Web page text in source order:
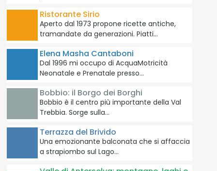
Ristorante Sirio
Aperto dal 1973 propone ricette antiche,
tramandate da generazioni. Piatti…
Elena Masha Cantaboni
Dal 1996 mi occupo di AcquaMotricità
Neonatale e Prenatale presso…
Bobbio: il Borgo dei Borghi
Bobbio è il centro più importante della Val
Trebbia. Sorge sulla…
Terrazza del Brivido
Una emozionante balconata che si affaccia
a strapiombo sul Lago…